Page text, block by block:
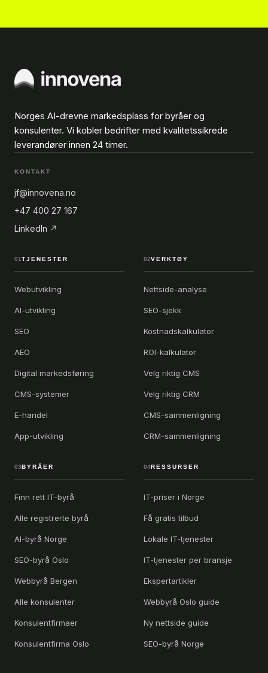
Norges AI-drevne markedsplass for byråer og
konsulenter. Vi kobler bedrifter med kvalitetssikrede
leverandører innen 24 timer.
KONTAKT
jf@innovena.no
+47 400 27 167
LinkedIn ↗
01TJENESTER
Webutvikling
AI-utvikling
SEO
AEO
Digital markedsføring
CMS-systemer
E-handel
App-utvikling
02VERKTØY
Nettside-analyse
SEO-sjekk
Kostnadskalkulator
ROI-kalkulator
Velg riktig CMS
Velg riktig CRM
CMS-sammenligning
CRM-sammenligning
03 BYRÅER
Finn rett IT-byrå
Alle registrerte byrå
AI-byrå Norge
SEO-byrå Oslo
Webbyrå Bergen
Alle konsulenter
Konsulentfirmaer
Konsulentfirma Oslo
04RESSURSER
IT-priser i Norge
Få gratis tilbud
Lokale IT-tjenester
IT-tjenester per bransje
Ekspertartikler
Webbyrå Oslo guide
Ny nettside guide
SEO-byrå Norge